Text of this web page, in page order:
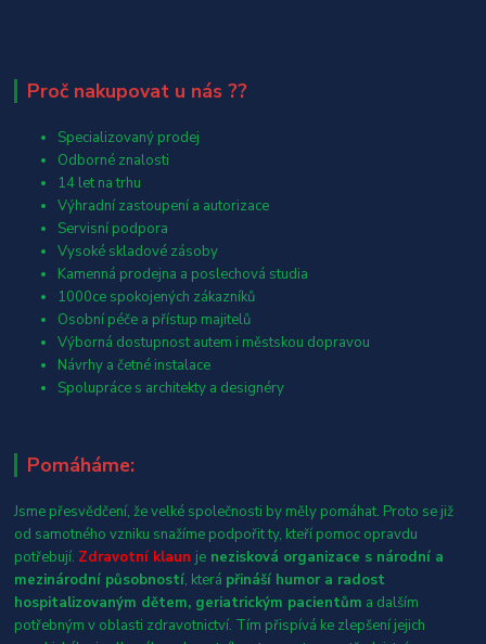
Proč nakupovat u nás ??
Specializovaný prodej
Odborné znalosti
14 let na trhu
Výhradní zastoupení a autorizace
Servisní podpora
Vysoké skladové zásoby
Kamenná prodejna a poslechová studia
1000ce spokojených zákazníků
Osobní péče a přístup majitelů
Výborná dostupnost autem i městskou dopravou
Návrhy a četné instalace
Spolupráce s architekty a designéry
Pomáháme:
Jsme přesvědčení, že velké společnosti by měly pomáhat. Proto se již
od samotného vzniku snažíme podpořit ty, kteří pomoc opravdu
potřebují. Zdravotní klaun je nezisková organizace s národní a
mezinárodní působností, která přináší humor a radost
hospitalizovaným dětem, geriatrickým pacientům a dalším
potřebným v oblasti zdravotnictví. Tím přispívá ke zlepšení jejich